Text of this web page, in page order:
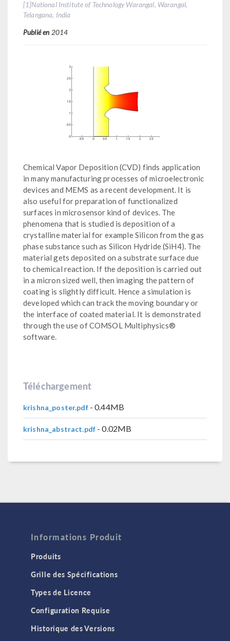
[1]National Institute of Technology Warangal, Warangal,
Telangana, India
Publié en 2014
Chemical Vapor Deposition (CVD) finds application
in many manufacturing processes of microelectronic
devices and MEMS as a recent development. It is
also useful for preparation of functionalized
surfaces in microsensor kind of devices. The
phenomena that is studied is deposition of a
crystalline material for example Silicon from the gas
phase substance such as Silicon Hydride (SiH4). The
material gets deposited on a substrate surface due
to chemical reaction. If the deposition is carried out
in a micron sized well, then imaging the pattern of
coating is slightly difficult. Hence a simulation is
developed which can track the moving boundary or
the interface of coated material. It is demonstrated
through the use of COMSOL Multiphysics®
software.
Téléchargement
krishna_poster.pdf- 0.44MB
krishna_abstract.pdf - 0.02MB
Informations Produit
Produits
Grille des Spécifications
Types de Licence
Configuration Requise
Historique des Versions